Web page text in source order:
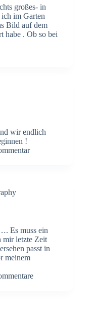
großes- in
im Garten
Bild auf dem
habe . Ob so bei
wir endlich
!
Es muss ein
mir letzte Zeit
passt in
meinem